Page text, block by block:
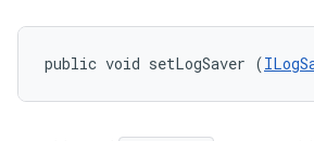
public void setLogSaver (